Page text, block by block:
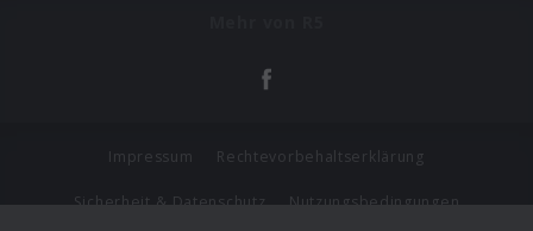
Impressum Rechtevorbehaltserklärung
Sicherheit & Datenschutz Nutzungsbedingungen